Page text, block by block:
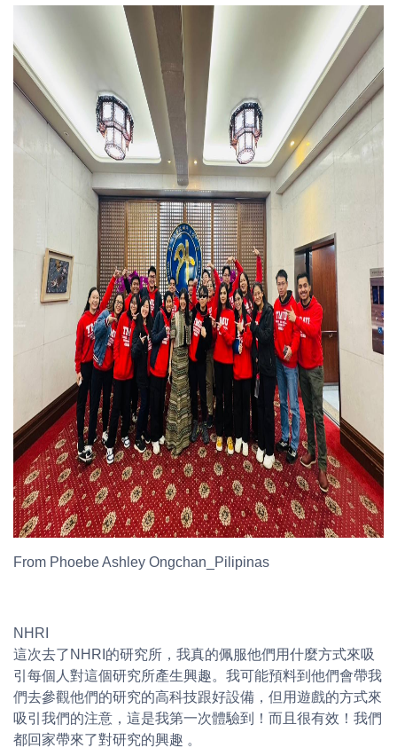
From Phoebe Ashley Ongchan_Pilipinas
NHRI
這次去了NHRI的研究所，我真的佩服他們用什麼方式來吸
引每個人對這個研究所產生興趣。我可能預料到他們會帶我
們去參觀他們的研究的高科技跟好設備，但用遊戲的方式來
吸引我們的注意，這是我第一次體驗到！而且很有效！我們
都回家帶來了對研究的興趣 。